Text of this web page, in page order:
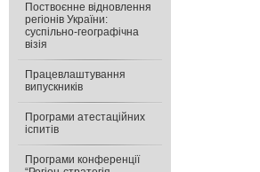
Поствоєнне відновлення
регіонів України:
cуспільно-географічна
візія
Працевлаштування
випускників
Програми атестаційних
іспитів
Програми конференції